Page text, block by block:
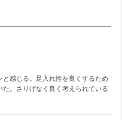
感じる。足入れ性を良くするため
。さりげなく良く考えられている